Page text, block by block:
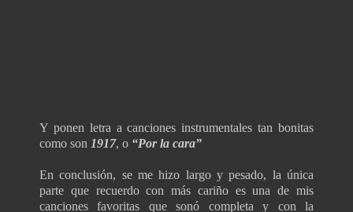
Y ponen letra a canciones instrumentales tan bonitas
como son 1917, o “Por la cara”
En conclusión, se me hizo largo y pesado, la única
parte que recuerdo con más cariño es una de mis
canciones favoritas que sonó completa y con la